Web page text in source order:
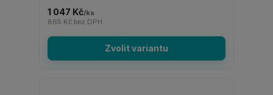
1 047 Kč/ks
865 Kč bez DPH
Zvolit variantu